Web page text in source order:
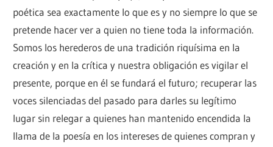
poética sea exactamente lo que es y no siempre lo que se
pretende hacer ver a quien no tiene toda la información.
Somos los herederos de una tradición riquísima en la
creación y en la crítica y nuestra obligación es vigilar el
presente, porque en él se fundará el futuro; recuperar las
voces silenciadas del pasado para darles su legítimo
lugar sin relegar a quienes han mantenido encendida la
llama de la poesía en los intereses de quienes compran y